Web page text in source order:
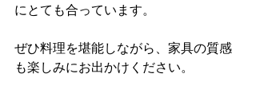
にとても合っています。
ぜひ料理を堪能しながら、家具の質感
も楽しみにお出かけください。